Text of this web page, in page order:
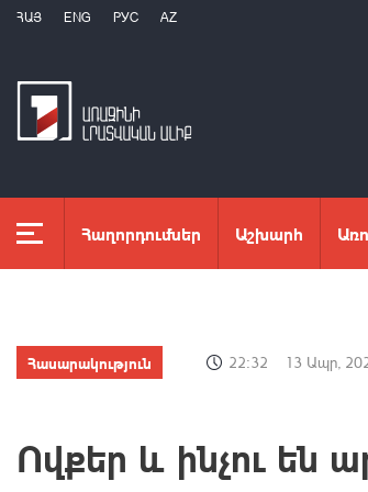
ՀԱՅ ENG РУС AZ
Հաղորդումներ Աշխարհ
Հասարակություն 22:32 13 Ապր,
Ովքեր և ինչու են